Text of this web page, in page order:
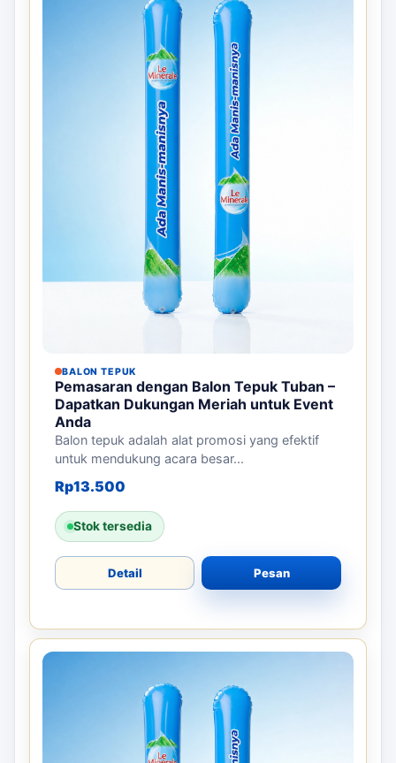
BALON TEPUK
Pemasaran dengan Balon Tepuk Tuban –
Dapatkan Dukungan Meriah untuk Event
Anda
Balon tepuk adalah alat promosi yang efektif
untuk mendukung acara besar...
Rp13.500
Stok tersedia
Detail Pesan